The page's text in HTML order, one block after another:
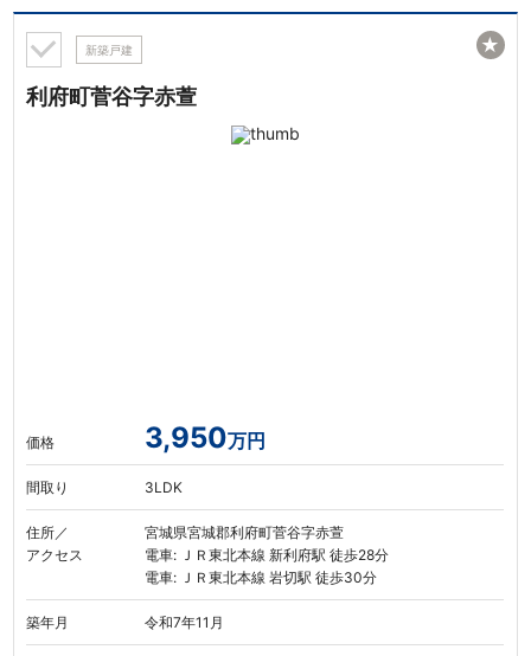
新築戸建
利府町菅谷字赤萱
価格 3,950万円
間取り 3LDK
住所／
アクセス
宮城県宮城郡利府町菅谷字赤萱
電車: ＪＲ東北本線 新利府駅 徒歩28分
電車: ＪＲ東北本線 岩切駅 徒歩30分
築年月 令和7年11月
★